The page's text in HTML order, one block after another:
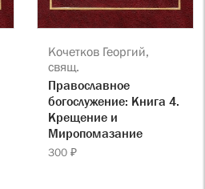
Кочетков Георгий,
свящ.
Православное
богослужение: Книга 4.
Крещение и
Миропомазание
300 ₽